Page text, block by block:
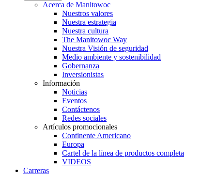
Acerca de Manitowoc
Nuestros valores
Nuestra estrategia
Nuestra cultura
The Manitowoc Way
Nuestra Visión de seguridad
Medio ambiente y sostenibilidad
Gobernanza
Inversionistas
Información
Noticias
Eventos
Contáctenos
Redes sociales
Artículos promocionales
Continente Americano
Europa
Cartel de la línea de productos completa
VIDEOS
Carreras